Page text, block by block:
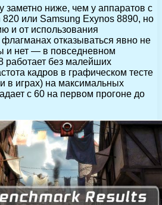
заметно ниже, чем у аппаратов с
или Samsung Exynos 8890, но
и от использования
отказываться явно не
и нет — в повседневном
работает без малейших
кадров в графическом тесте
в играх) на максимальных
с 60 на первом прогоне до